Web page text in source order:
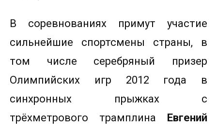
В соревнованиях примут участие
сильнейшие спортсмены страны, в
том числе серебряный призер
Олимпийских игр 2012 года в
синхронных прыжках с
трёхметрового трамплина
Евгений